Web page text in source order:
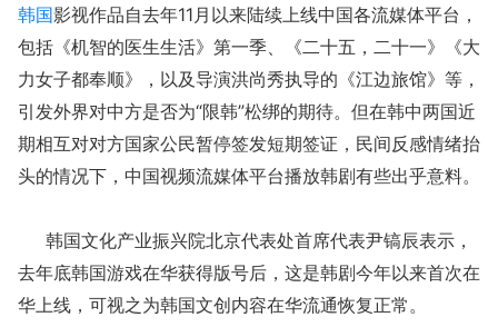
韩国影视作品自去年11月以来陆续上线中国各流媒体平台，
包括《机智的医生生活》第一季、《二十五，二十一》《大
力女子都奉顺》，以及导演洪尚秀执导的《江边旅馆》等，
引发外界对中方是否为“限韩”松绑的期待。但在韩中两国近
期相互对对方国家公民暂停签发短期签证，民间反感情绪抬
头的情况下，中国视频流媒体平台播放韩剧有些出乎意料。
韩国文化产业振兴院北京代表处首席代表尹镐辰表示，
去年底韩国游戏在华获得版号后，这是韩剧今年以来首次在
华上线，可视之为韩国文创内容在华流通恢复正常。